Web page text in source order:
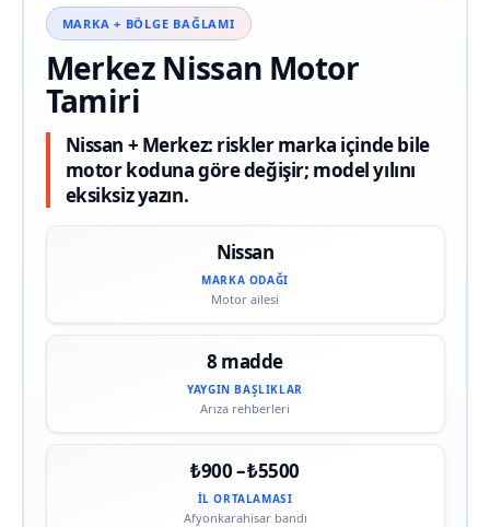
MARKA + BÖLGE BAĞLAMI
Merkez Nissan Motor
Tamiri
Nissan + Merkez: riskler marka içinde bile
motor koduna göre değişir; model yılını
eksiksiz yazın.
Nissan
MARKA ODAĞI
Motor ailesi
8 madde
YAYGIN BAŞLIKLAR
Arıza rehberleri
₺900 – ₺5500
İL ORTALAMASI
Afyonkarahisar bandı